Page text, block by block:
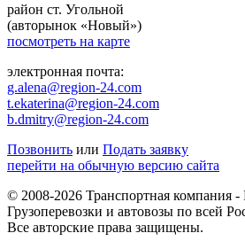
район ст. Угольной
(авторынок «Новый»)
посмотреть на карте
электронная почта:
g.alena@region-24.com
t.ekaterina@region-24.com
b.dmitry@region-24.com
Позвонить или Подать заявку
перейти на обычную версию сайта
© 2008-2026 Транспортная компания -
Грузоперевозки и автовозы по всей
Все авторские права защищены.